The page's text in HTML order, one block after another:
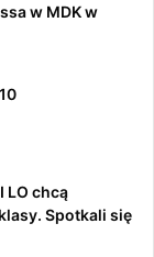
w MDK w
LO chcą
Spotkali się